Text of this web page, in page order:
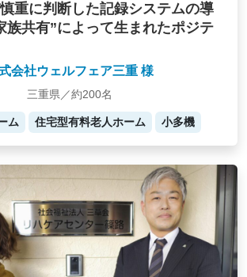
重に判断した記録システムの導
族共有”によって生まれたポジテ
会社ウェルフェア三重 様
三重県／約200名
ム 住宅型有料老人ホーム 小多機